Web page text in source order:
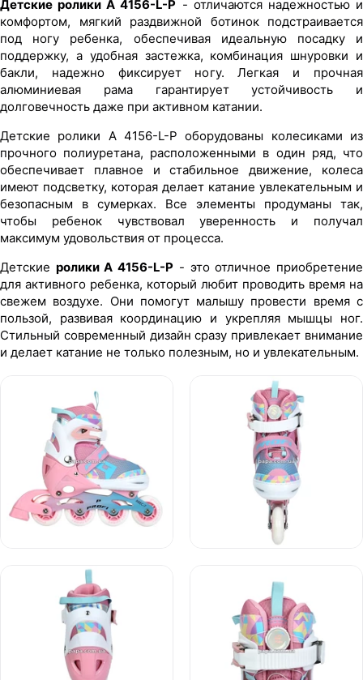
Детские ролики A 4156-L-P - отличаются надежностью и
комфортом, мягкий раздвижной ботинок подстраивается
под ногу ребенка, обеспечивая идеальную посадку и
поддержку, а удобная застежка, комбинация шнуровки и
бакли, надежно фиксирует ногу. Легкая и прочная
алюминиевая рама гарантирует устойчивость и
долговечность даже при активном катании.
Детские ролики A 4156-L-P оборудованы колесиками из
прочного полиуретана, расположенными в один ряд, что
обеспечивает плавное и стабильное движение, колеса
имеют подсветку, которая делает катание увлекательным и
безопасным в сумерках. Все элементы продуманы так,
чтобы ребенок чувствовал уверенность и получал
максимум удовольствия от процесса.
Детские ролики A 4156-L-P - это отличное приобретение
для активного ребенка, который любит проводить время на
свежем воздухе. Они помогут малышу провести время с
пользой, развивая координацию и укрепляя мышцы ног.
Стильный современный дизайн сразу привлекает внимание
и делает катание не только полезным, но и увлекательным.